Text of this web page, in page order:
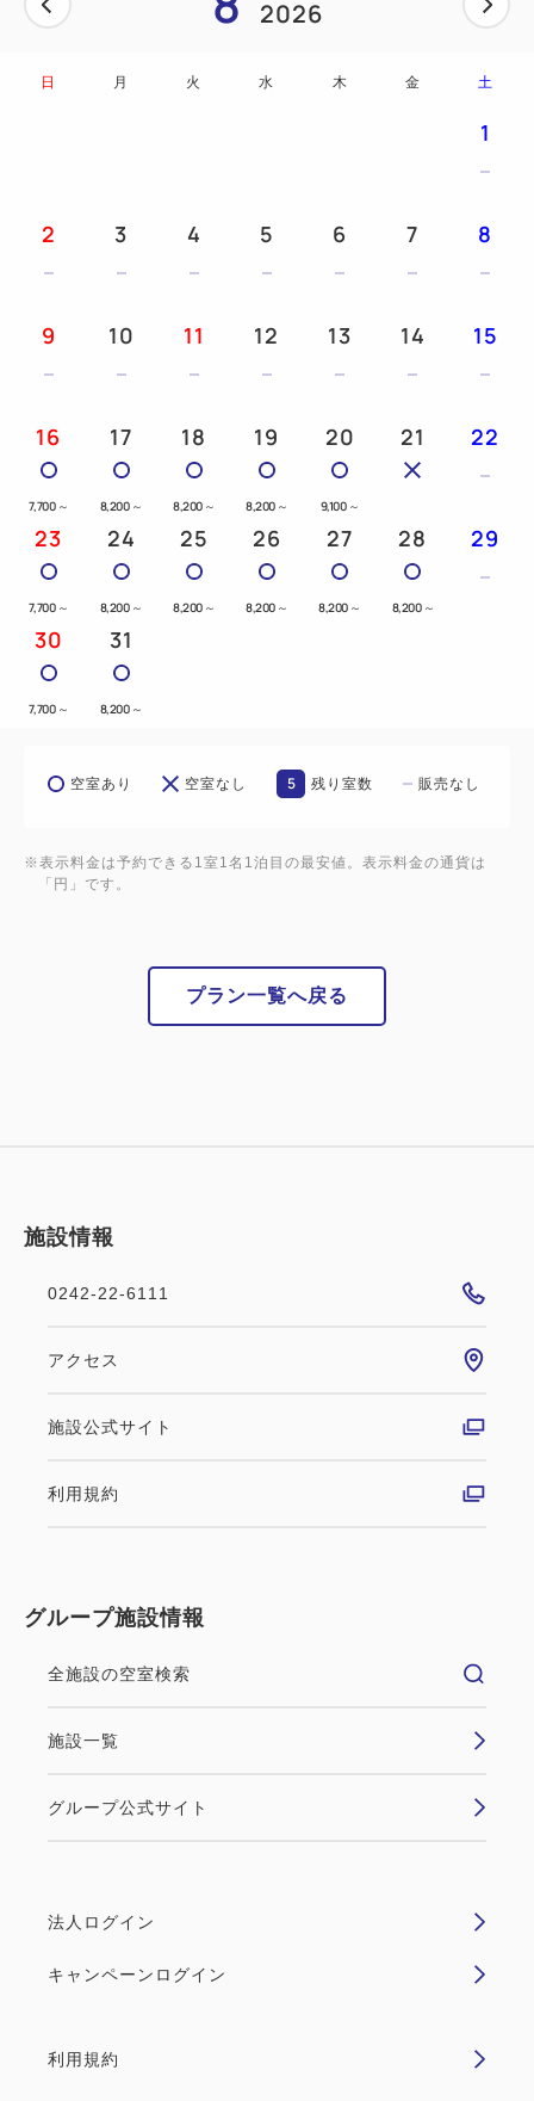
<チェックイン １４：００><チェックアウト １
す。
※大型車は事前に要問合せ
2026
日 月 火 水 木 金 土
1
2 3 4 5 6 7 8
9 10 11 12 13 14 15
16
7,700 ～
17
8,200 ～
18
8,200 ～
19
8,200 ～
20
9,100 ～
21 22
23
7,700 ～
24
8,200 ～
25
8,200 ～
26
8,200 ～
27
8,200 ～
28
8,200 ～
29
30
7,700 ～
31
8,200 ～
空室あり 空室なし 5 残り室数 販売なし
※表示料金は予約できる1室1名1泊目の最安値。表示料金の通貨は
「円」です。
プラン一覧へ戻る
施設情報
0242-22-6111
アクセス
施設公式サイト
利用規約
グループ施設情報
全施設の空室検索
施設一覧
グループ公式サイト
法人ログイン
キャンペーンログイン
利用規約